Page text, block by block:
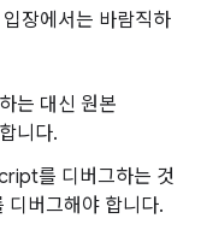
장에서는 바람직하
는 대신 원본
니다.
를 디버그하는 것
버그해야 합니다.